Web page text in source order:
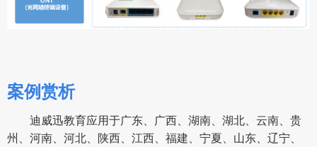
案例赏析
迪威迅教育应用于广东、广西、湖南、湖北、云南、贵
州、河南、河北、陕西、江西、福建、宁夏、山东、辽宁、